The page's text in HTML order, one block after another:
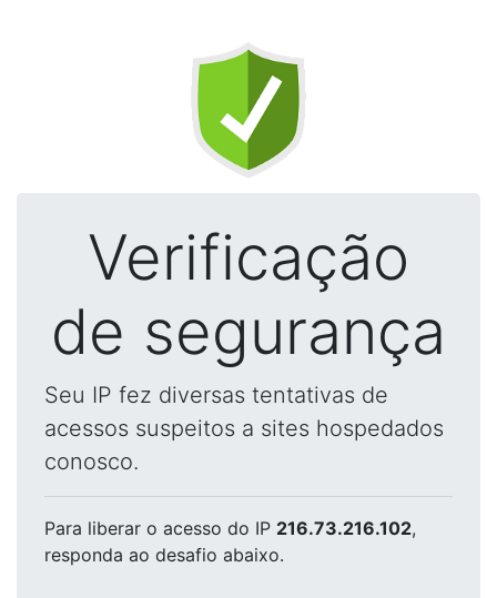
Verificação
de segurança
Seu IP fez diversas tentativas de
acessos suspeitos a sites hospedados
conosco.
Para liberar o acesso do IP 216.73.216.102,
responda ao desafio abaixo.